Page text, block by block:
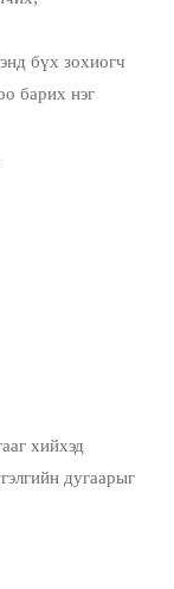
бүх зохиогч
барих нэг
хийхэд
дугаарыг